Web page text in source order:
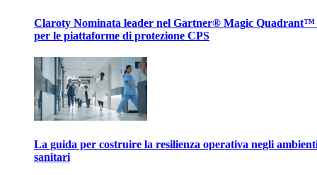
Claroty Nominata leader nel Gartner® Magic Quadrant™
per le piattaforme di protezione CPS
La guida per costruire la resilienza operativa negli
sanitari